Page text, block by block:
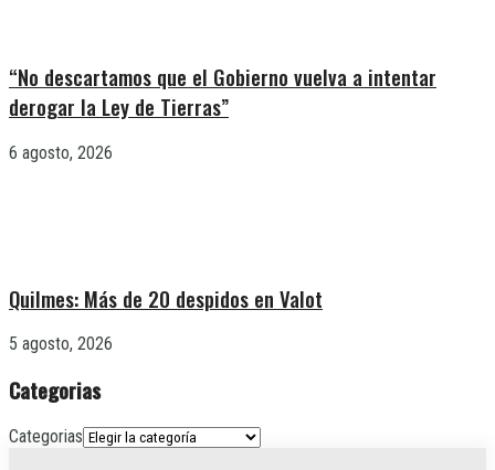
“No descartamos que el Gobierno vuelva a intentar
derogar la Ley de Tierras”
6 agosto, 2026
Quilmes: Más de 20 despidos en Valot
5 agosto, 2026
Categorias
Categorias